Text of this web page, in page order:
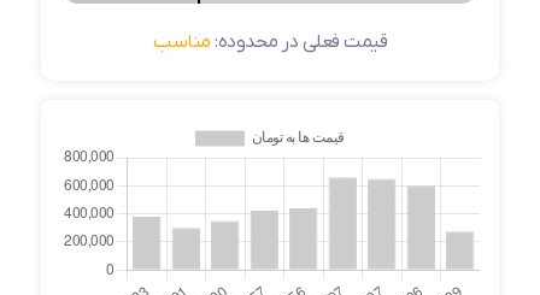
قیمت فعلی در محدوده: مناسب